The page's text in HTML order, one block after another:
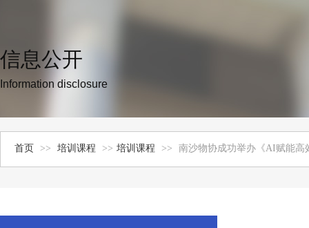
信息公开
Information disclosure
首页 >> 培训课程 >> 培训课程 >> 南沙物协成功举办《AI赋能高